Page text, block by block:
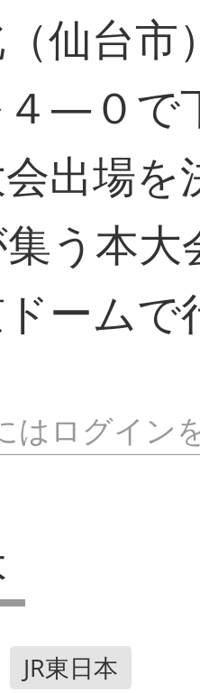
仙台
―０で
出場
う本
ーム
はログイン
JR東日本